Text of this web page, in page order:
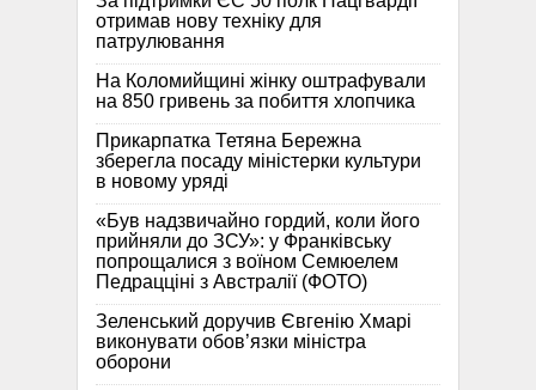
отримав нову техніку для
патрулювання
На Коломийщині жінку оштрафували
на 850 гривень за побиття хлопчика
Прикарпатка Тетяна Бережна
зберегла посаду міністерки культури
в новому уряді
«Був надзвичайно гордий, коли його
прийняли до ЗСУ»: у Франківську
попрощалися з воїном Семюелем
Педрацціні з Австралії (ФОТО)
Зеленський доручив Євгенію Хмарі
виконувати обов’язки міністра
оборони